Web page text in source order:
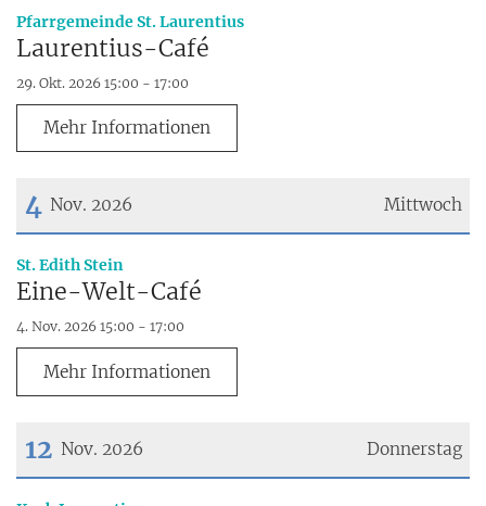
Datum: 29. Oktober 2026
Pfarrgemeinde St. Laurentius:
Laurentius-Café
29. Okt. 2026 15:00 - 17:00
Mehr Informationen
Mittwoch
4 Nov. 2026
Datum: 4. November 2026
St. Edith Stein
Eine-Welt-Café
4. Nov. 2026 15:00 - 17:00
Mehr Informationen
Donnerstag
12 Nov. 2026
Datum: 12. November 2026